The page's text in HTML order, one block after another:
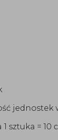
jednostek
sztuka = 10